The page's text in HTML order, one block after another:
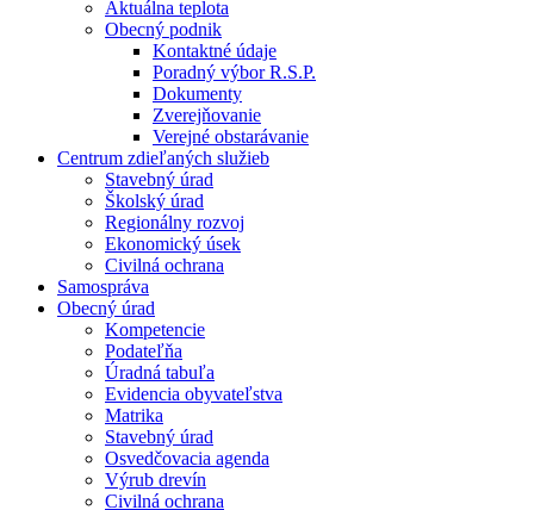
Aktuálna teplota
Obecný podnik
Kontaktné údaje
Poradný výbor R.S.P.
Dokumenty
Zverejňovanie
Verejné obstarávanie
Centrum zdieľaných služieb
Stavebný úrad
Školský úrad
Regionálny rozvoj
Ekonomický úsek
Civilná ochrana
Samospráva
Obecný úrad
Kompetencie
Podateľňa
Úradná tabuľa
Evidencia obyvateľstva
Matrika
Stavebný úrad
Osvedčovacia agenda
Výrub drevín
Civilná ochrana